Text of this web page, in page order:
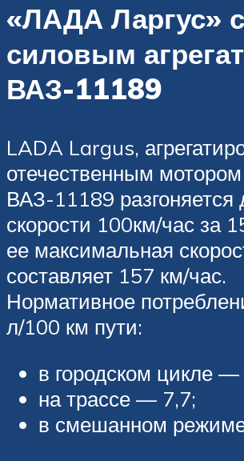
«ЛАДА Ларгус» с
силовым
ВАЗ-11189
LADA Largus,
отечественным мотором
ВАЗ-11189 разгоняется
скорости 100км/час за
ее максимальная
составляет 157 км/час.
Нормативное
л/100 км пути:
в городском цикле —
на трассе — 7,7;
в смешанном